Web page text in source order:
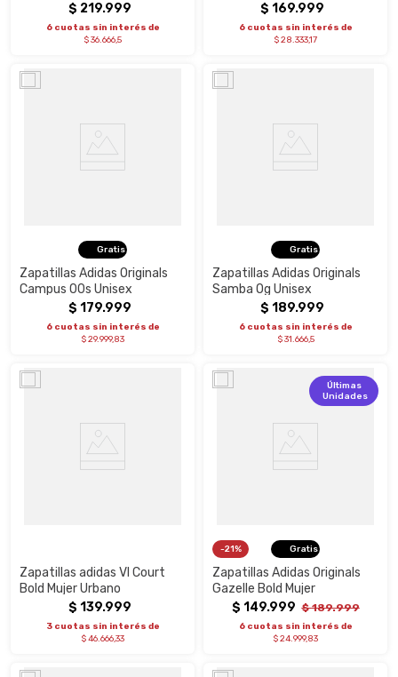
$ 219.999
6 cuotas sin interés de
$ 36.666,5
$ 169.999
6 cuotas sin interés de
$ 28.333,17
Gratis
Zapatillas Adidas Originals
Campus 00s Unisex
$ 179.999
6 cuotas sin interés de
$ 29.999,83
Gratis
Zapatillas Adidas Originals
Samba Og Unisex
$ 189.999
6 cuotas sin interés de
$ 31.666,5
Zapatillas adidas Vl Court
Bold Mujer Urbano
$ 139.999
3 cuotas sin interés de
$ 46.666,33
Últimas
Unidades
21% Gratis
Zapatillas Adidas Originals
Gazelle Bold Mujer
$ 149.999 $ 189.999
6 cuotas sin interés de
$ 24.999,83